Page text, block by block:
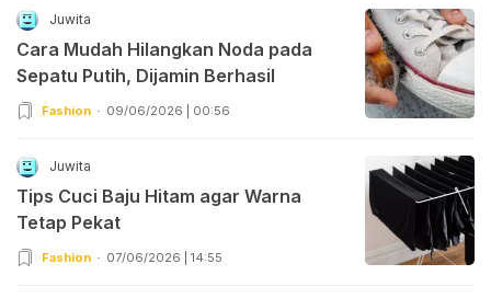
Juwita
Cara Mudah Hilangkan Noda pada
Sepatu Putih, Dijamin Berhasil
Fashion 09/06/2026 | 00:56
Juwita
Tips Cuci Baju Hitam agar Warna
Tetap Pekat
Fashion 07/06/2026 | 14:55